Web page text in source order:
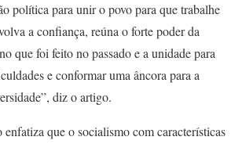
política para unir o povo para que trabalhe
a confiança, reúna o forte poder da
que foi feito no passado e a unidade para
e conformar uma âncora para a
diz o artigo.
que o socialismo com características